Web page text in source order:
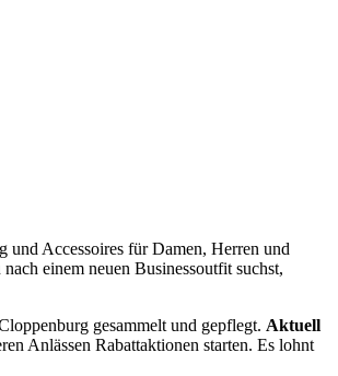
und Accessoires für Damen, Herren und
einem neuen Businessoutfit suchst,
gesammelt und gepflegt. Aktuell
Anlässen Rabattaktionen starten. Es lohnt